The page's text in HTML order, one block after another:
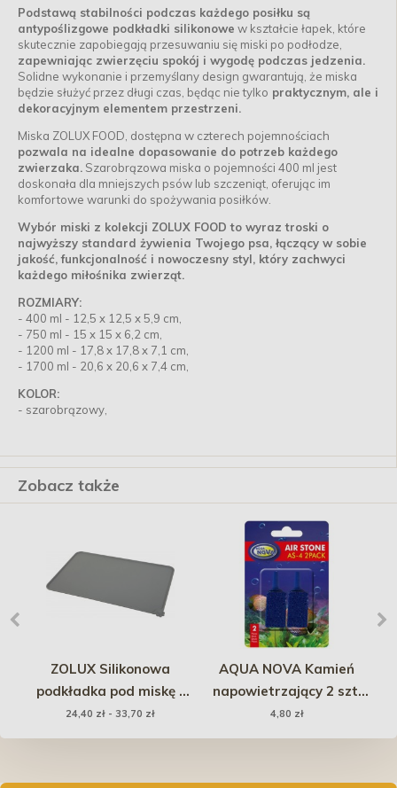
Podstawą stabilności podczas każdego posiłku są
antypoślizgowe podkładki silikonowe w kształcie łapek, które
skutecznie zapobiegają przesuwaniu się miski po podłodze,
zapewniając zwierzęciu spokój i wygodę podczas jedzenia.
Solidne wykonanie i przemyślany design gwarantują, że miska
będzie służyć przez długi czas, będąc nie tylko praktycznym, ale i
dekoracyjnym elementem przestrzeni.
Miska ZOLUX FOOD, dostępna w czterech pojemnościach
pozwala na idealne dopasowanie do potrzeb każdego
zwierzaka. Szarobrązowa miska o pojemności 400 ml jest
doskonała dla mniejszych psów lub szczeniąt, oferując im
komfortowe warunki do spożywania posiłków.
Wybór miski z kolekcji ZOLUX FOOD to wyraz troski o
najwyższy standard żywienia Twojego psa, łączący w sobie
jakość, funkcjonalność i nowoczesny styl, który zachwyci
każdego miłośnika zwierząt.
ROZMIARY:
- 400 ml - 12,5 x 12,5 x 5,9 cm,
- 750 ml - 15 x 15 x 6,2 cm,
- 1200 ml - 17,8 x 17,8 x 7,1 cm,
- 1700 ml - 20,6 x 20,6 x 7,4 cm,
KOLOR:
- szarobrązowy,
Zobacz także
ZOLUX Silikonowa
podkładka pod miskę -
szara
24,40 zł - 33,70 zł
AQUA NOVA Kamień
napowietrzający 2 szt.
(kostka mała 15 x 25
mm)
4,80 zł